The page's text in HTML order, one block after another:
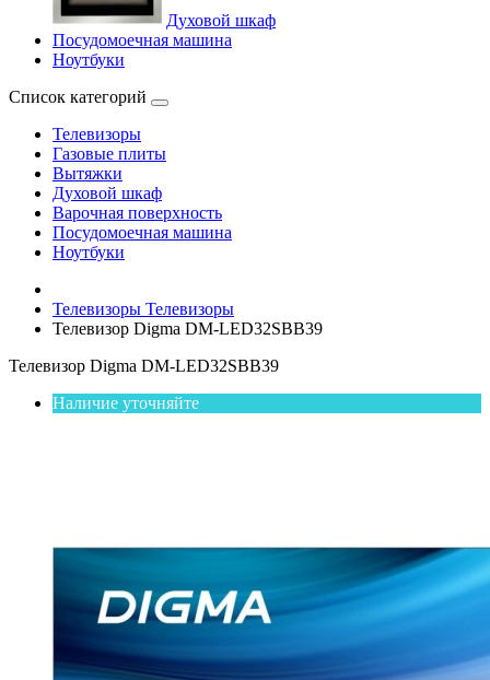
Духовой шкаф
Посудомоечная машина
Ноутбуки
Список категорий
Телевизоры
Газовые плиты
Вытяжки
Духовой шкаф
Варочная поверхность
Посудомоечная машина
Ноутбуки
Телевизоры Телевизоры
Телевизор Digma DM-LED32SBB39
Телевизор Digma DM-LED32SBB39
Наличие уточняйте